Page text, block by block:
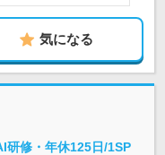
気になる
研修・年休125日/1SP